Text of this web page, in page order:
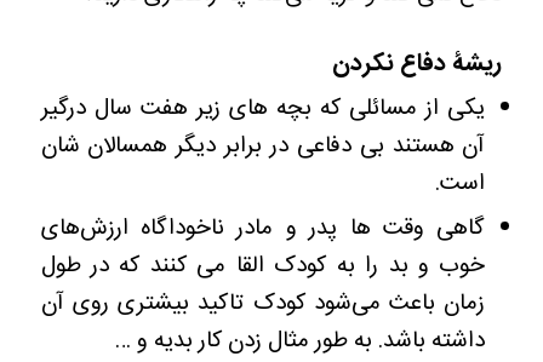
ریشۀ دفاع نکردن
یکی از مسائلی که بچه های زیر هفت سال درگیر
آن هستند بی دفاعی در برابر دیگر همسالان شان
است.
گاهی وقت ها پدر و مادر ناخوداگاه ارزش‌های
خوب و بد را به کودک القا می کنند که در طول
زمان باعث می‌شود کودک تاکید بیشتری روی آن
داشته باشد. به طور مثال زدن کار بدیه و …